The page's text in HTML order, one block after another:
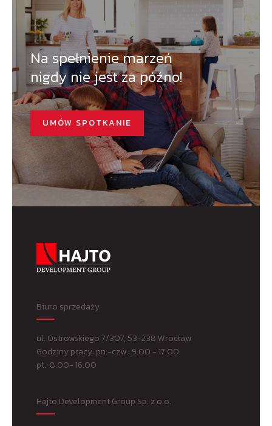
Na spełnienie marzeń
nigdy nie jest za późno!
UMÓW SPOTKANIE
Biuro sprzedaży
ul. Ostrowskiego 7/307, 53-238 Wrocław
Godziny pracy: pn.-czw.: 9.00 - 17.00
pt.: 8.00- 16.00
Hajto Development Group Sp. z o.o.